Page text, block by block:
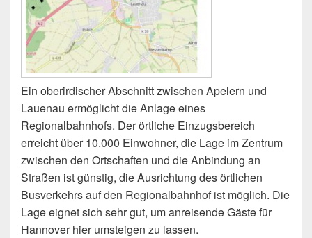
Ein oberirdischer Abschnitt zwischen Apelern und
Lauenau ermöglicht die Anlage eines
Regionalbahnhofs. Der örtliche Einzugsbereich
erreicht über 10.000 Einwohner, die Lage im Zentrum
zwischen den Ortschaften und die Anbindung an
Straßen ist günstig, die Ausrichtung des örtlichen
Busverkehrs auf den Regionalbahnhof ist möglich. Die
Lage eignet sich sehr gut, um anreisende Gäste für
Hannover hier umsteigen zu lassen.